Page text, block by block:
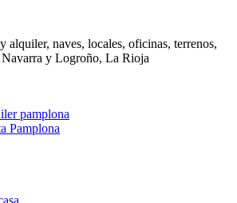
alquiler, naves, locales, oficinas, terrenos,
Navarra y Logroño, La Rioja
pamplona
Pamplona